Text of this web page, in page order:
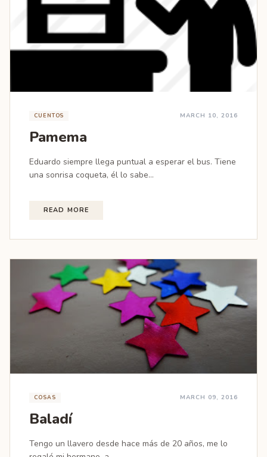
CUENTOS MARCH 10, 2016
Pamema
Eduardo siempre llega puntual a esperar el bus. Tiene
una sonrisa coqueta, él lo sabe...
READ MORE
COSAS MARCH 09, 2016
Baladí
Tengo un llavero desde hace más de 20 años, me lo